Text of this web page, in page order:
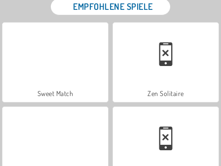
EMPFOHLENE SPIELE
Sweet Match Zen Solitaire